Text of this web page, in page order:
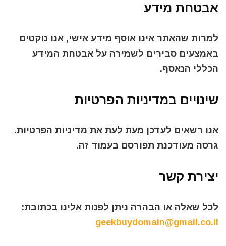
אבטחת מידע
למרות שהאתר אינו אוסף מידע אישי, אנו נוקטים
באמצעים סבירים לשמירה על אבטחת המידע
הכללי הנאסף.
שינויים במדיניות הפרטיות
אנו רשאים לעדכן מעת לעת את מדיניות הפרטיות.
גרסה מעודכנת תפורסם בעמוד זה.
יצירת קשר
לכל שאלה או הבהרה ניתן לפנות אלינו בכתובת:
geekbuydomain@gmail.co.il